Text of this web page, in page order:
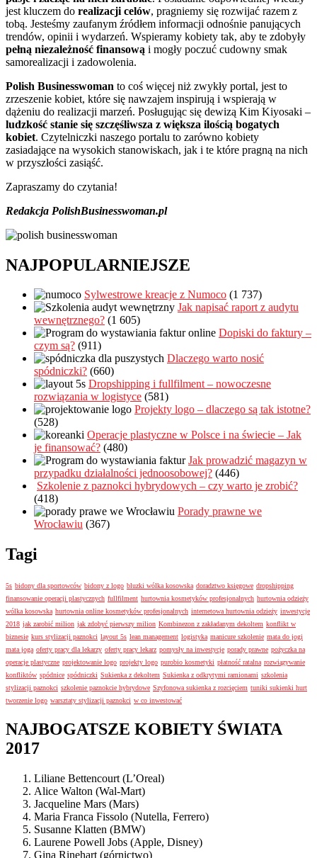
jest kluczem do realizacji celów, pragniemy się rozwijać razem z
tobą. Jesteśmy zaufanym źródłem informacji odnośnie panujących
trendów, opinii i wydarzeń. Wspieramy kobiety tak, aby te zdobyły
pełną niezależność finansową i mogły poczuć cudowny smak
samorealizacji i zadowolenia.
Polish Businesswoman to coś więcej niż zwykły portal, jest to
zrzeszenie kobiet, które się nawzajem inspirują i wspierają w
dążeniu do realizacji marzeń. Posługując się dewizą Kim Kiyosaki –
ludzkość stanie się szczęśliwsza z większa ilością bogatych
kobiet. Czytelniczki naszego portalu to zarówno kobiety
zasiadające na wysokich stanowiskach, jak i te które pragną na nich
w przyszłości zasiąść.
Zapraszamy do czytania!
Redakcja PolishBusinesswoman.pl
NAJPOPULARNIEJSZE
Sylwestrowe kreacje z Numoco (1 737)
Jak napisać raport z audytu
wewnętrznego? (1 605)
Dopiski do faktury –
czym są? (911)
Dlaczego warto nosić
spódniczki? (660)
Dropshipping i fullfilment – nowoczesne
rozwiązania w logistyce (581)
Projekty logo – dlaczego są tak istotne?
(528)
Operacje plastyczne w Polsce i na świecie – Jak
je finansować? (480)
Jak prowadzić magazyn w
przypadku działalności jednoosobowej? (446)
Szkolenie z paznokci hybrydowych – czy warto je zrobić?
(418)
Porady prawne we
Wrocławiu (367)
Tagi
5s bidony dla sportowców bidony z logo bluzki wólka kosowska doradztwo księgowe dropshipping
finansowanie operacji plastycznych fullfilment hurtownia kosmetyków profesjonalnych hurtownia odzieży
wólka kosowska hurtownia online kosmetyków profesjonalnych internetowa hurtownia odzieży inwestycje
2018 jak zarobić milion jak zdobyć pierwszy milion Kombinezon z zakładanym dekoltem konflikt w
biznesie kurs stylizacji paznokci layout 5s lean management logistyka manicure szkolenie mata do jogi
mata joga oferty pracy dla lekarzy oferty pracy lekarz pomysły na inwestycje porady prawne pożyczka na
operacje plastyczne projektowanie logo projekty logo purobio kosmetyki płatność ratalna rozwiązywanie
konfliktów spódnice spódniczki Sukienka z dekoltem Sukienka z odkrytymi ramionami szkolenia
stylizacji paznokci szkolenie paznokcie hybrydowe Szyfonowa sukienka z rozcięciem tuniki sukienki hurt
tworzenie logo warsztaty stylizacji paznokci w co inwestować
NAJBOGATSZE KOBIETY ŚWIATA
2017
Liliane Bettencourt (L’Oreal)
Alice Walton (Wal-Mart)
Jacqueline Mars (Mars)
Maria Franca Fissolo (Nutella, Ferrero)
Susanne Klatten (BMW)
Laurene Powell Jobs (Apple, Disney)
Gina Rinehart (górnictwo)